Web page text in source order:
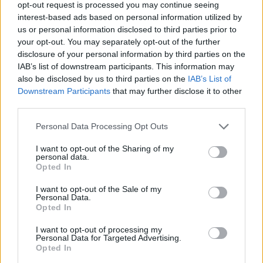
opt-out request is processed you may continue seeing
interest-based ads based on personal information utilized by
us or personal information disclosed to third parties prior to
your opt-out. You may separately opt-out of the further
disclosure of your personal information by third parties on the
IAB’s list of downstream participants. This information may
also be disclosed by us to third parties on the IAB’s List of
Downstream Participants that may further disclose it to other
Please note that this website/app uses one or more Google
not limited to your visit or usage behaviour. You may click to
grant or deny consent to Google and its third-party tags to
use your data for below specified purposes in below Google
consent section.
Personal Data Processing Opt Outs
I want to opt-out of the Sharing of my
personal data.
Opted In
I want to opt-out of the Sale of my
Personal Data.
Opted In
I want to opt-out of processing my
Personal Data for Targeted Advertising.
Opted In
Meno studenti ungheresi nel Regno Unito
Soma Pirityi, co-direttore dell’Associazione giovanile
ungherese Ltd., ha dettoNapi.husulla situazione:
studiano nel Regno Unito Mentre nell’anno 2020-2021 sono
nell’anno accademico 2021-2022 hanno fatto domanda solo
450 studenti di cui 190 sono stati accettati, ma alla fine solo
60 hanno iniziato gli studi.”
Karagich, co-direttore dell’Associazione giovanile ungherese
Ltd., ciò non impedisce agli studenti ungheresi di cercare
università all’estero:
invece delle università britanniche, la maggior parte degli
studenti ora cerca opportunità nei Paesi Bassi.